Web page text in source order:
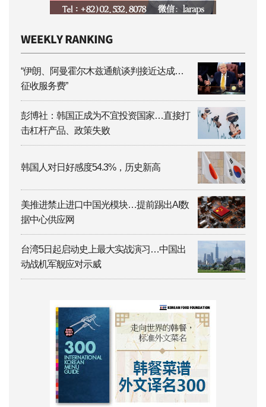
“伊朗、阿曼霍尔木兹通航谈判接近达成…
征收服务费”
彭博社：韩国正成为不宜投资国家…直接打
击杠杆产品、政策失败
韩国人对日好感度54.3%，历史新高
美推进禁止进口中国光模块…提前踢出AI数
据中心供应网
台湾5日起启动史上最大实战演习…中国出
动战机军舰应对示威